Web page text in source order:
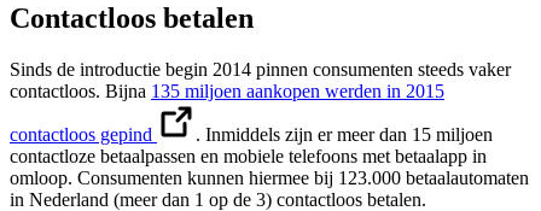
Contactloos betalen
Sinds de introductie begin 2014 pinnen consumenten steeds vaker
contactloos. Bijna 135 miljoen aankopen werden in 2015
contactloos gepind
. Inmiddels zijn er meer dan 15 miljoen
contactloze betaalpassen en mobiele telefoons met betaalapp in
omloop. Consumenten kunnen hiermee bij 123.000 betaalautomaten
in Nederland (meer dan 1 op de 3) contactloos betalen.